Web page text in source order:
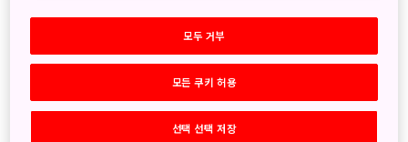
모두 거부
모든 쿠키 허용
선택 선택 저장